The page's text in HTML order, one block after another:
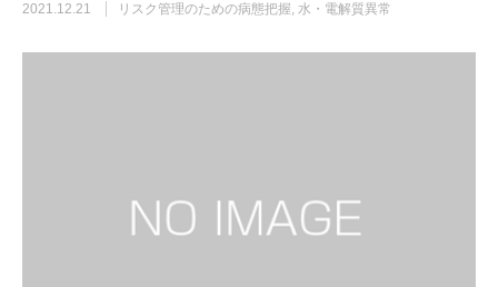
2021.12.21 リスク管理のための病態把握 水・電解質異常